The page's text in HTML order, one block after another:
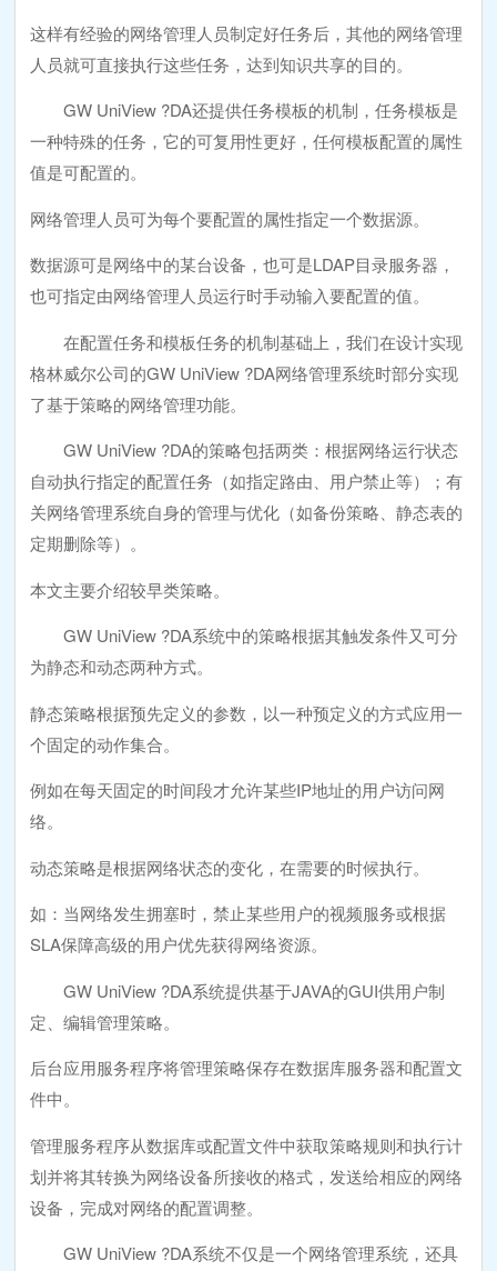
这样有经验的网络管理人员制定好任务后，其他的网络管理
人员就可直接执行这些任务，达到知识共享的目的。
GW UniView ?DA还提供任务模板的机制，任务模板是
一种特殊的任务，它的可复用性更好，任何模板配置的属性
值是可配置的。
网络管理人员可为每个要配置的属性指定一个数据源。
数据源可是网络中的某台设备，也可是LDAP目录服务器，
也可指定由网络管理人员运行时手动输入要配置的值。
在配置任务和模板任务的机制基础上，我们在设计实现
格林威尔公司的GW UniView ?DA网络管理系统时部分实现
了基于策略的网络管理功能。
GW UniView ?DA的策略包括两类：根据网络运行状态
自动执行指定的配置任务（如指定路由、用户禁止等）；有
关网络管理系统自身的管理与优化（如备份策略、静态表的
定期删除等）。
本文主要介绍较早类策略。
GW UniView ?DA系统中的策略根据其触发条件又可分
为静态和动态两种方式。
静态策略根据预先定义的参数，以一种预定义的方式应用一
个固定的动作集合。
例如在每天固定的时间段才允许某些IP地址的用户访问网
络。
动态策略是根据网络状态的变化，在需要的时候执行。
如：当网络发生拥塞时，禁止某些用户的视频服务或根据
SLA保障高级的用户优先获得网络资源。
GW UniView ?DA系统提供基于JAVA的GUI供用户制
定、编辑管理策略。
后台应用服务程序将管理策略保存在数据库服务器和配置文
件中。
管理服务程序从数据库或配置文件中获取策略规则和执行计
划并将其转换为网络设备所接收的格式，发送给相应的网络
设备，完成对网络的配置调整。
GW UniView ?DA系统不仅是一个网络管理系统，还具